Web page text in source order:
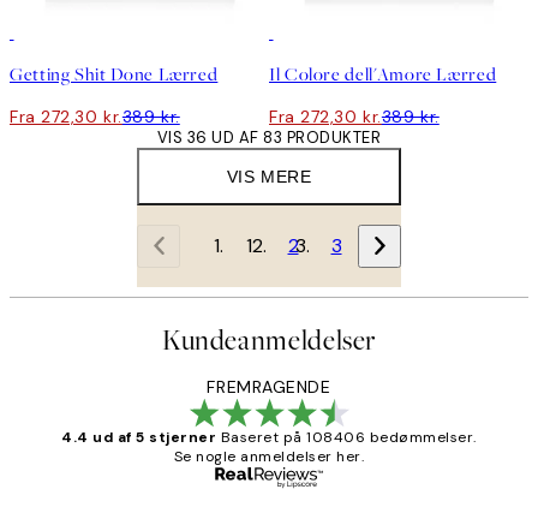
Getting Shit Done Lærred
Fra 272,30 kr.389 kr.
Il Colore dell'Amore Lærred
Fra 272,30 kr.389 kr.
VIS MERE
VIS 36 UD AF 83 PRODUKTER
1 2 3
Kundeanmeldelser
FREMRAGENDE
4.4 ud af 5 stjerner Baseret på 108406 bedømmelser.
Se nogle anmeldelser her.